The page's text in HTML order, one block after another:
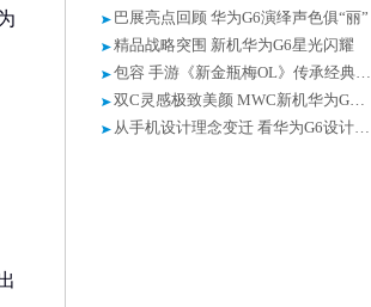
巴展亮点回顾 华为G6演绎声色俱“丽”
精品战略突围 新机华为G6星光闪耀
包容 手游《新金瓶梅OL》传承经典文学
双C灵感极致美颜 MWC新机华为G6评测
从手机设计理念变迁 看华为G6设计思维